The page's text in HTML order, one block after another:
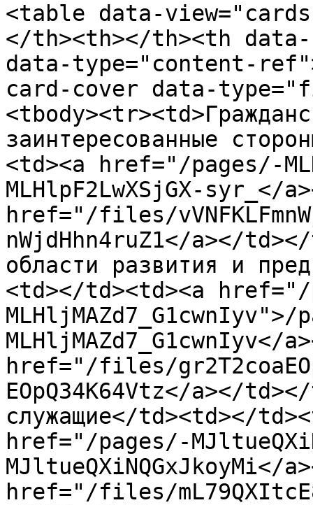
<table data-
</th><th></th><th
data-type="content-
card-cover data-
заинтересованные
<td><a href="/pages/-
MLHlpF2LwXSjGX-syr_</
href="/files/
nWjdHhn4ruZ1</a></
области развития и
<td></td><td><a
MLHljMAZd7_G1cwnIyv</
href="/files/
EOpQ34K64Vtz</a></
служащие</td><td></
href="/pages/-
MJltueQXiNQGxJkoyMi</
href="/files/